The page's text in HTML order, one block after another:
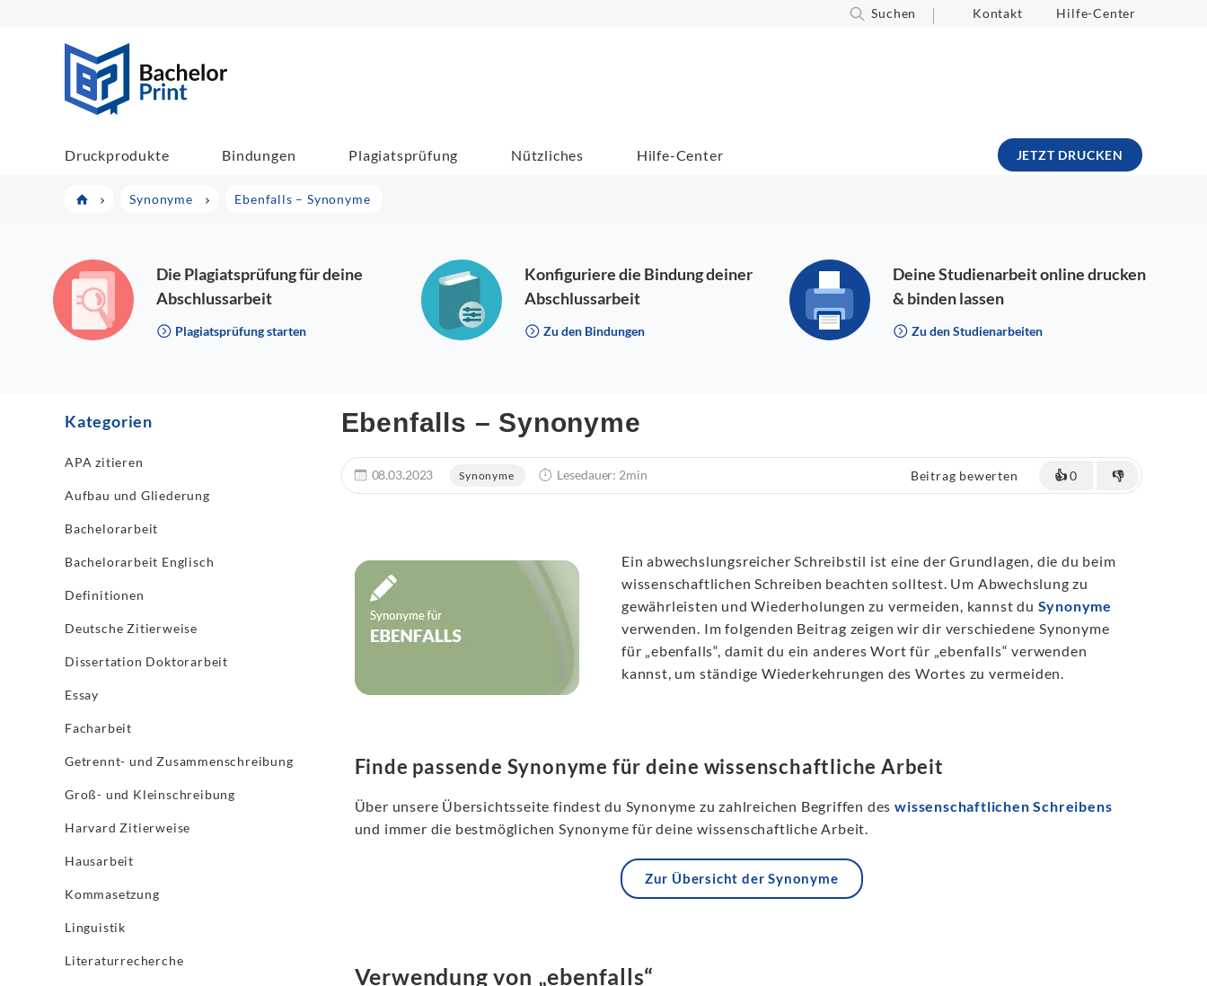
Suchen Kontakt Hilfe-Center
Druckprodukte Bindungen Plagiatsprüfung Nützliches Hilfe-Center JETZT DRUCKEN
Synonyme Ebenfalls – Synonyme
Die Plagiatsprüfung für deine
Abschlussarbeit
Plagiatsprüfung starten
Konfiguriere die Bindung deiner
Abschlussarbeit
Zu den Bindungen
Deine Studienarbeit online drucken
& binden lassen
Zu den Studienarbeiten
Kategorien
APA zitieren
Aufbau und Gliederung
Bachelorarbeit
Bachelorarbeit Englisch
Definitionen
Deutsche Zitierweise
Dissertation Doktorarbeit
Essay
Facharbeit
Getrennt- und Zusammenschreibung
Groß- und Kleinschreibung
Harvard Zitierweise
Hausarbeit
Kommasetzung
Linguistik
Literaturrecherche
Ebenfalls – Synonyme
08.03.2023 Synonyme Lesedauer: 2min Beitrag bewerten 👍0 👎
Ein abwechslungsreicher Schreibstil ist eine der Grundlagen, die du beim
wissenschaftlichen Schreiben beachten solltest. Um Abwechslung zu
gewährleisten und Wiederholungen zu vermeiden, kannst du Synonyme
verwenden. Im folgenden Beitrag zeigen wir dir verschiedene Synonyme
für „ebenfalls“, damit du ein anderes Wort für „ebenfalls“ verwenden
kannst, um ständige Wiederkehrungen des Wortes zu vermeiden.
Finde passende Synonyme für deine wissenschaftliche Arbeit
Über unsere Übersichtsseite findest du Synonyme zu zahlreichen Begriffen deswissenschaftlichen Schreibens
und immer die bestmöglichen Synonyme für deine wissenschaftliche Arbeit.
Zur Übersicht der Synonyme
Verwendung von „ebenfalls“